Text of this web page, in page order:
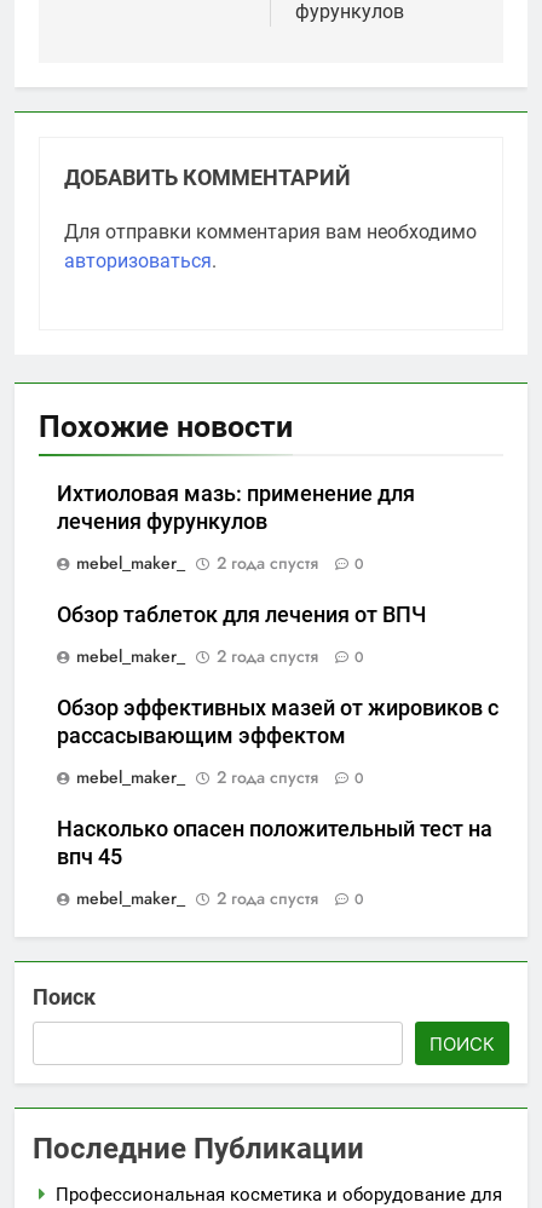
фурункулов
ДОБАВИТЬ КОММЕНТАРИЙ
Для отправки комментария вам необходимо
авторизоваться.
Похожие новости
Ихтиоловая мазь: применение для
лечения фурункулов
mebel_maker_
2 года спустя 0
Обзор таблеток для лечения от ВПЧ
mebel_maker_
2 года спустя 0
Обзор эффективных мазей от жировиков с
рассасывающим эффектом
mebel_maker_
2 года спустя 0
Насколько опасен положительный тест на
впч 45
mebel_maker_
2 года спустя 0
Поиск
ПОИСК
Последние Публикации
Профессиональная косметика и оборудование для